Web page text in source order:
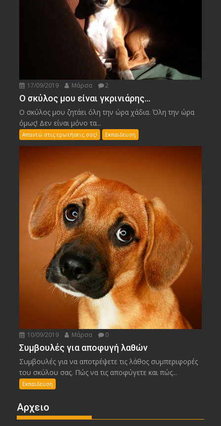
17/09/2019 Μάρσα 2
Ο σκύλος μου είναι γκρινιάρης…
Ο σκύλος μου ζητάει όλη την ώρα χάδια. Όλη την ώρα
όμως! Δεν είναι μόνο τα...
Απαντώ στις ερωτήσεις σας! Εκπαιδευση
10/09/2019 Μάρσα 0
Συμβουλές για αποφυγή λαθών
Συμβουλές για να αποτρέψετε τις λάθος συμπεριφορές
του σκύλου σας. Πώς να τις αποφύγετε και πώς...
Εκπαιδευση
Αρχειο